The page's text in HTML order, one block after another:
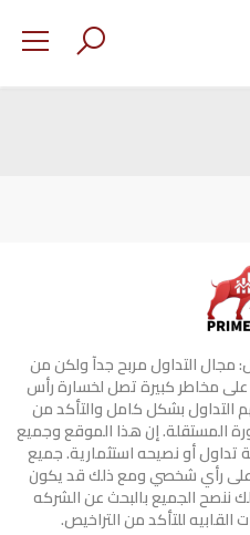
مجال التداول مربح جدآ ولكن من
مخاطر كبيرة تصل لخسارة رأس
التداول بشكل كامل والتأكد من
المستقلة. إن هذا الموقع وجميع
أو نصيحه استثمارية. جميع
على رأي شخصي ومع ذلك قد يكون
ننصح الجميع بالبحث عن الشركه
للتأكد من التراخيص.